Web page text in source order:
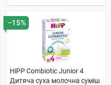
−15%
HiPP Combiotic Junior 4
Дитяча суха молочна суміш